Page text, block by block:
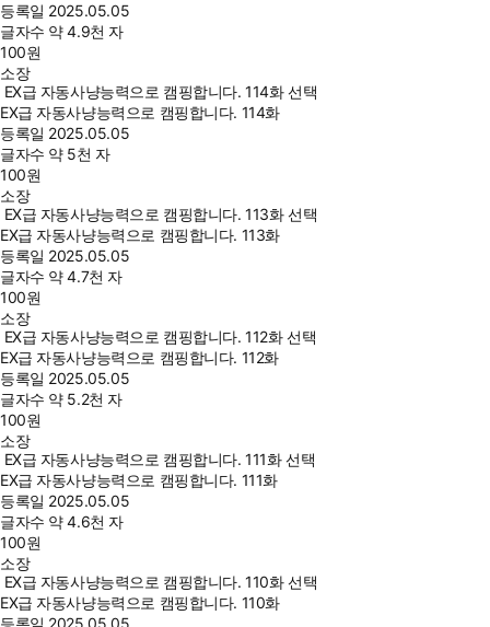
등록일 2025.05.05
글자수 약 4.9천 자
100원
소장
EX급 자동사냥능력으로 캠핑합니다. 114화 선택
EX급 자동사냥능력으로 캠핑합니다. 114화
등록일 2025.05.05
글자수 약 5천 자
100원
소장
EX급 자동사냥능력으로 캠핑합니다. 113화 선택
EX급 자동사냥능력으로 캠핑합니다. 113화
등록일 2025.05.05
글자수 약 4.7천 자
100원
소장
EX급 자동사냥능력으로 캠핑합니다. 112화 선택
EX급 자동사냥능력으로 캠핑합니다. 112화
등록일 2025.05.05
글자수 약 5.2천 자
100원
소장
EX급 자동사냥능력으로 캠핑합니다. 111화 선택
EX급 자동사냥능력으로 캠핑합니다. 111화
등록일 2025.05.05
글자수 약 4.6천 자
100원
소장
EX급 자동사냥능력으로 캠핑합니다. 110화 선택
EX급 자동사냥능력으로 캠핑합니다. 110화
등록일 2025.05.05